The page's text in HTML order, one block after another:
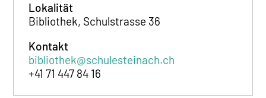
Lokalität
Bibliothek, Schulstrasse 36
Kontakt
bibliothek@schulesteinach.ch
+41 71 447 84 16